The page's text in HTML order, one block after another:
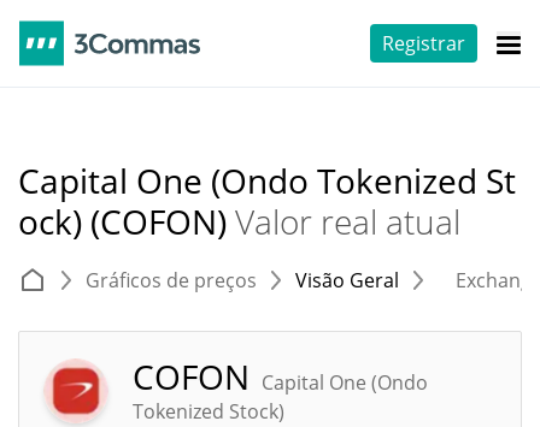
Registrar
Capital One (Ondo Tokenized St
ock) (COFON)Valor real atual
Gráficos de preços Visão Geral
COFON Capital One (Ondo
Tokenized Stock)